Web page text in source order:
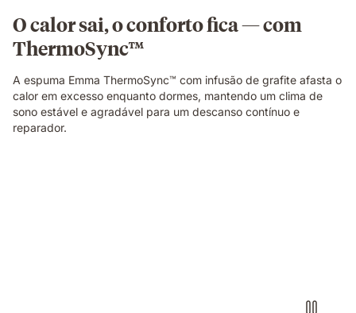
cada
lado.
O calor sai, o conforto fica — com
ThermoSync™
A espuma Emma ThermoSync™ com infusão de grafite afasta o
calor em excesso enquanto dormes, mantendo um clima de
sono estável e agradável para um descanso contínuo e
reparador.